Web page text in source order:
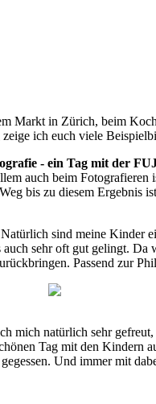
Markt in Zürich, beim
ich euch viele
- ein Tag mit der
auch beim
bis zu diesem Ergebnis
sind meine Kinder
sehr oft gut gelingt. Da
Passend zur
mich natürlich sehr gefreut,
Tag mit den
Und immer mit